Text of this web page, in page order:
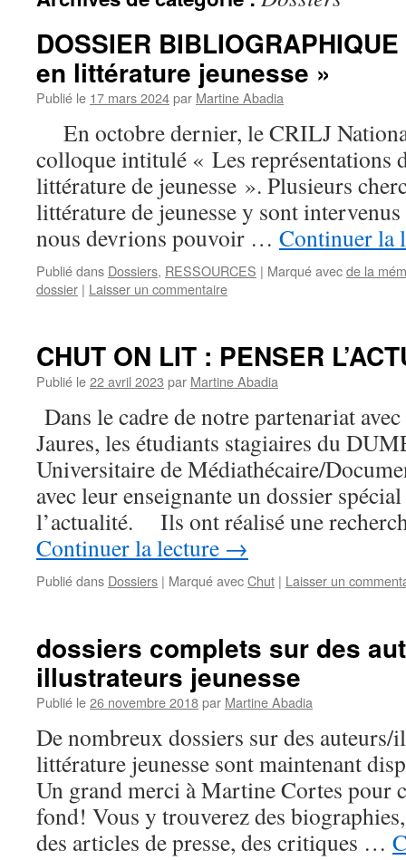
DOSSIER
en littérature jeunesse »
Publié le 17 mars 2024par Martine Abadia
En octobre dernier, le CRILJ
colloque intitulé « Les représentations
littérature de jeunesse ». Plusieurs
littérature de jeunesse y sont
nous devrions pouvoir … Continuer la
Publié dans Dossiers, RESSOURCES | Marqué avecde la
dossier | Laisser un commentaire
CHUT ON LIT : PENSER
Publié le22 avril 2023 par Martine Abadia
Dans le cadre de notre partenariat
Jaures, les étudiants stagiaires du
Universitaire de Médiathécaire/
avec leur enseignante un dossier
l’actualité. Ils ont réalisé une
Continuer la lecture →
Publié dans Dossiers | Marqué avecChut | Laisser un
dossiers complets sur des
illustrateurs jeunesse
Publié le26 novembre 2018par Martine Abadia
De nombreux dossiers sur des auteurs/
littérature jeunesse sont maintenant
Un grand merci à Martine Cortes pour
fond! Vous y trouverez des
des articles de presse, des critiques …